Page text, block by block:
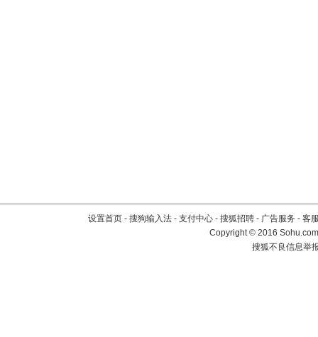
设置首页 - 搜狗输入法 - 支付中心 - 搜狐招聘 - 广告服务 - 客
Copyright©2016
搜狐不良信息举